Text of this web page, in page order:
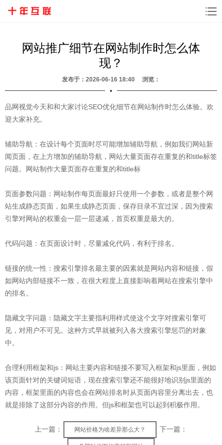
网站推广细节在网站制作时怎么体
现？
发布于：2026-06-16 18:40 浏览：
品网视觉今天和和大家讨论SEO优化细节在网站制作时怎么体验。欢
迎大家补充。
辅助导航：在设计每个页面时尽可能增加辅助导航，例如我们网站新
闻页面，在上方增加的辅助导航，网站大量页面存在重复的和title标签
问题。网站制作大量页面存在重复的和title标
页面参数问题：网站制作每页面最好只使用一个参数，或者是整个网
站生成静态页面，如果生成静态页面，保存目录不宜过深，因为搜索
引擎对网站的权重会一层一层递减，首页权重是最大的。
代码问题：在页面设计时，尽量减化代码，有利于排名。
链接的统一性：搜索引擎排名最主要的因素就是网站内容和链接，假
如网站内部链接不一致，在很大程度上直接影响着网站在搜索引擎中
的排名。
隐藏文字问题：隐藏文字主要指利用样式使这个文字对搜索引擎可
见，对用户不可见。这种方式早就被列入各大搜索引擎惩罚的对象
中。
合理利用框架和js：网站主要内容和链接不要写入框架和js里面，例如
该页面针对的关键词短语，现在搜索引擎还不能很好地识别js里面的
内容，框架里面的内容也会在网站排名时从页面内容里分离出去，也
就是排除了这部分内容的作用。但js和框架也可以起到积极作用。
上一篇： 网站价格为啥差异那么大？ 下一篇：